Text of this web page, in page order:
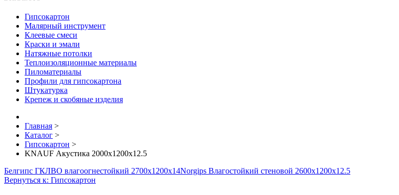
Гипсокартон
Малярный инструмент
Клеевые смеси
Краски и эмали
Натяжные потолки
Теплоизоляционные материалы
Пиломатериалы
Профили для гипсокартона
Штукатурка
Крепеж и скобяные изделия
Главная >
Каталог >
Гипсокартон >
KNAUF Акустика 2000x1200x12.5
Белгипс ГКЛВО влагоогнестойкий 2700х1200х14Norgips Влагостойкий стеновой 2600x1200x12.5
Вернуться к: Гипсокартон